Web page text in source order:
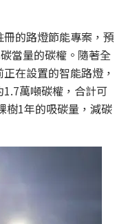
的路燈節能專案，預
當量的碳權。隨著全
在設置的智能路燈，
萬噸碳權，合計可
樹1年的吸碳量，減碳